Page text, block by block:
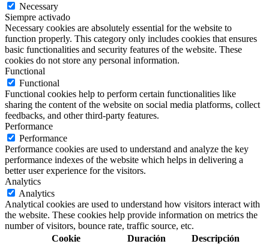
Necessary
Siempre activado
Necessary cookies are absolutely essential for the website to
function properly. This category only includes cookies that ensures
basic functionalities and security features of the website. These
cookies do not store any personal information.
Functional
Functional
Functional cookies help to perform certain functionalities like
sharing the content of the website on social media platforms, collect
feedbacks, and other third-party features.
Performance
Performance
Performance cookies are used to understand and analyze the key
performance indexes of the website which helps in delivering a
better user experience for the visitors.
Analytics
Analytics
Analytical cookies are used to understand how visitors interact with
the website. These cookies help provide information on metrics the
number of visitors, bounce rate, traffic source, etc.
Cookie
Duración Descripción